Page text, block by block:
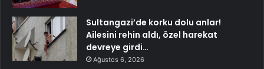
Sultangazi’de korku dolu anlar!
Ailesini rehin aldı, özel harekat
devreye girdi…
Ağustos 6, 2026